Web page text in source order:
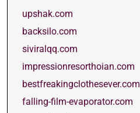
upshak.com
backsilo.com
siviralqq.com
impressionresorthoian.com
bestfreakingclothesever.com
falling-film-evaporator.com